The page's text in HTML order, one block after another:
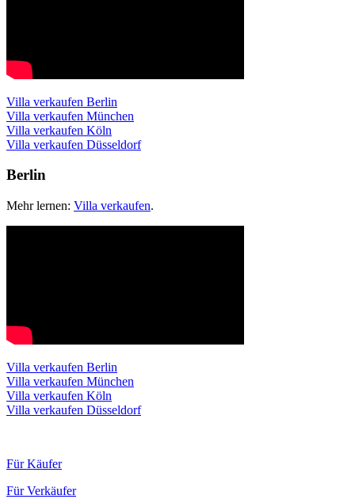
Villa verkaufen Berlin
Villa verkaufen München
Villa verkaufen Köln
Villa verkaufen Düsseldorf
Berlin
Mehr lernen: Villa verkaufen.
Villa verkaufen Berlin
Villa verkaufen München
Villa verkaufen Köln
Villa verkaufen Düsseldorf
Für Käufer
Für Verkäufer